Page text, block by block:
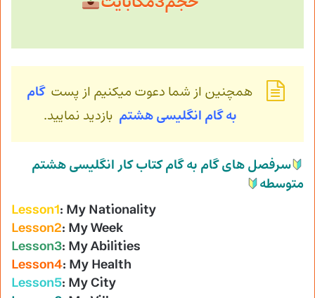
همچنین از شما دعوت میکنیم از پست گام
به گام انگلیسی هشتم بازدید نمایید.
سرفصل های گام به گام کتاب کار انگلیسی هشتم
متوسطه
Lesson1: My Nationality
Lesson2: My Week
Lesson3: My Abilities
Lesson4: My Health
Lesson5: My City